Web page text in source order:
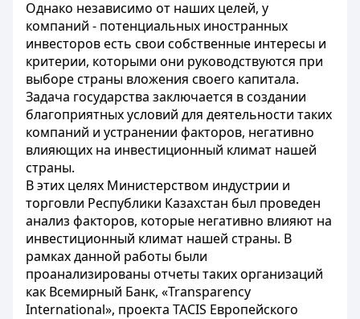
Однако независимо от наших целей, у
компаний - потенциальных иностранных
инвесторов есть свои собственные интересы и
критерии, которыми они руководствуются при
выборе страны вложения своего капитала.
Задача государства заключается в создании
благоприятных условий для деятельности таких
компаний и устранении факторов, негативно
влияющих на инвестиционный климат нашей
страны.
В этих целях Министерством индустрии и
торговли Республики Казахстан был проведен
анализ факторов, которые негативно влияют на
инвестиционный климат нашей страны. В
рамках данной работы были
проанализированы отчеты таких организаций
как Всемирный Банк, «Transparency
International», проекта TACIS Европейского